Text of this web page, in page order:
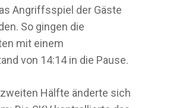
Angriffsspiel der Gäste
So gingen die
mit einem
von 14:14 in die Pause.
Hälfte änderte sich